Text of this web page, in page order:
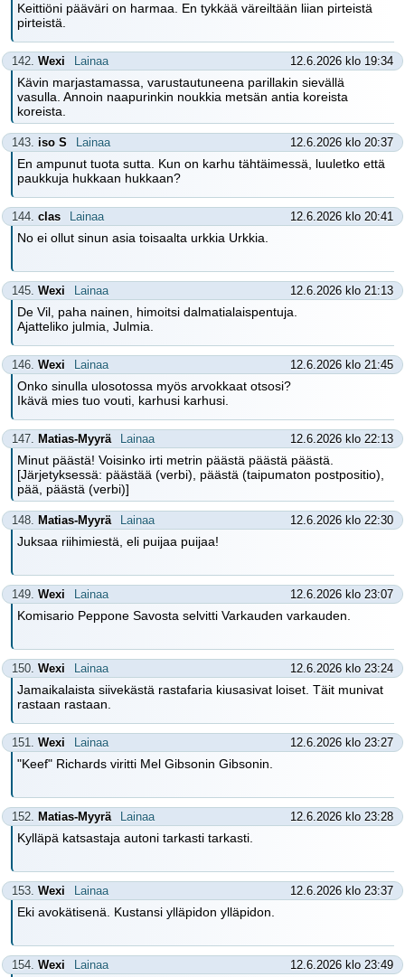
Keittiöni pääväri on harmaa. En tykkää väreiltään liian pirteistä
pirteistä.
142. Wexi Lainaa 12.6.2026 klo 19:34
Kävin marjastamassa, varustautuneena parillakin sievällä
vasulla. Annoin naapurinkin noukkia metsän antia koreista
koreista.
143. iso S Lainaa 12.6.2026 klo 20:37
En ampunut tuota sutta. Kun on karhu tähtäimessä, luuletko että
paukkuja hukkaan hukkaan?
144. clas Lainaa 12.6.2026 klo 20:41
No ei ollut sinun asia toisaalta urkkia Urkkia.
145. Wexi Lainaa 12.6.2026 klo 21:13
De Vil, paha nainen, himoitsi dalmatialaispentuja.
Ajatteliko julmia, Julmia.
146. Wexi Lainaa 12.6.2026 klo 21:45
Onko sinulla ulosotossa myös arvokkaat otsosi?
Ikävä mies tuo vouti, karhusi karhusi.
147. Matias-Myyrä Lainaa 12.6.2026 klo 22:13
Minut päästä! Voisinko irti metrin päästä päästä päästä.
[Järjetyksessä: päästää (verbi), päästä (taipumaton postpositio),
pää, päästä (verbi)]
148. Matias-Myyrä Lainaa 12.6.2026 klo 22:30
Juksaa riihimiestä, eli puijaa puijaa!
149. Wexi Lainaa 12.6.2026 klo 23:07
Komisario Peppone Savosta selvitti Varkauden varkauden.
150. Wexi Lainaa 12.6.2026 klo 23:24
Jamaikalaista siivekästä rastafaria kiusasivat loiset. Täit munivat
rastaan rastaan.
151. Wexi Lainaa 12.6.2026 klo 23:27
"Keef" Richards viritti Mel Gibsonin Gibsonin.
152. Matias-Myyrä Lainaa 12.6.2026 klo 23:28
Kylläpä katsastaja autoni tarkasti tarkasti.
153. Wexi Lainaa 12.6.2026 klo 23:37
Eki avokätisenä. Kustansi ylläpidon ylläpidon.
154. Wexi Lainaa 12.6.2026 klo 23:49